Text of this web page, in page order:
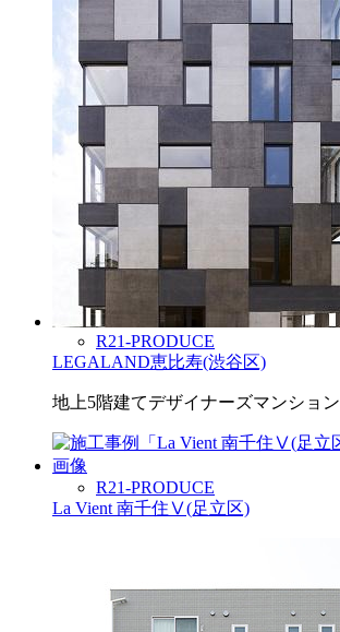
R21-PRODUCE
LEGALAND恵比寿(渋谷区)
地上5階建てデザイナーズマンション
R21-PRODUCE
La Vient 南千住Ⅴ(足立区)